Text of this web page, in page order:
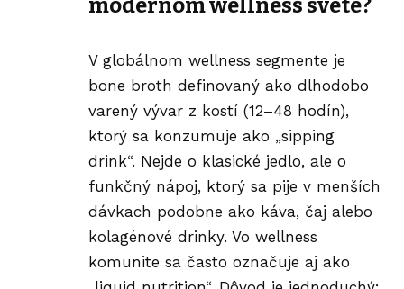
modernom wellness svete?
V globálnom wellness segmente je
bone broth definovaný ako dlhodobo
varený vývar z kostí (12–48 hodín),
ktorý sa konzumuje ako „sipping
drink“. Nejde o klasické jedlo, ale o
funkčný nápoj, ktorý sa pije v menších
dávkach podobne ako káva, čaj alebo
kolagénové drinky. Vo wellness
komunite sa často označuje aj ako